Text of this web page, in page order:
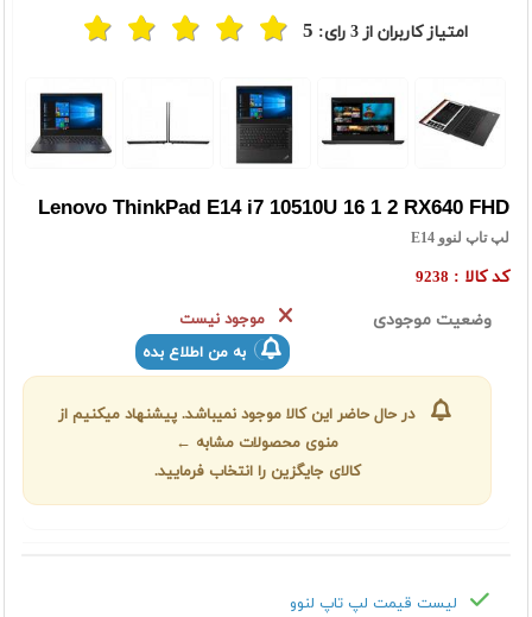
امتیاز کاربران از3 رای: 5
Lenovo ThinkPad E14 i7 10510U 16 1 2 RX640 FHD
لپ تاپ لنوو E14
کد کالا : 9238
وضعیت موجودی
موجود نیست
به من اطلاع بده
در حال حاضر این کالا موجود نمیباشد. پیشنهاد میکنیم از
منوی محصولات مشابه ←
کالای جایگزین را انتخاب فرمایید.
لیست قیمت لپ تاپ لنوو